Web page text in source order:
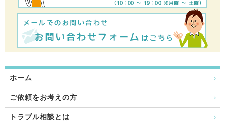
ホーム
ご依頼をお考えの方
トラブル相談とは